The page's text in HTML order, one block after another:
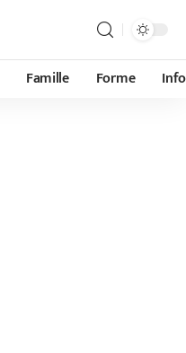
Famille Forme